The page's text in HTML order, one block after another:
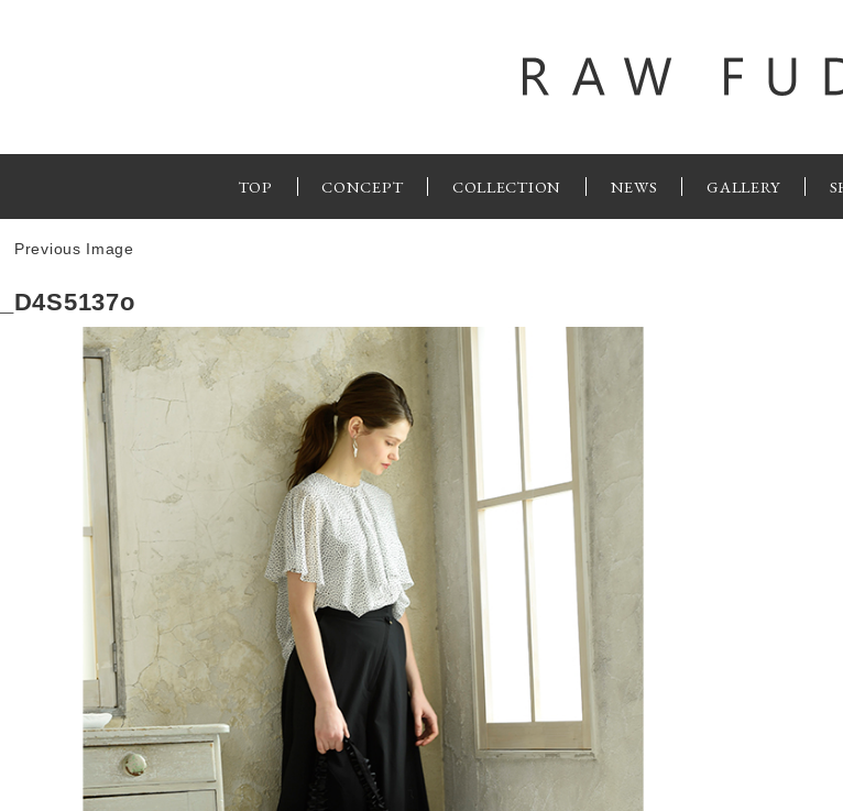
TOP CONCEPT COLLECTION NEWS GALLERY
Previous Image
_D4S5137o